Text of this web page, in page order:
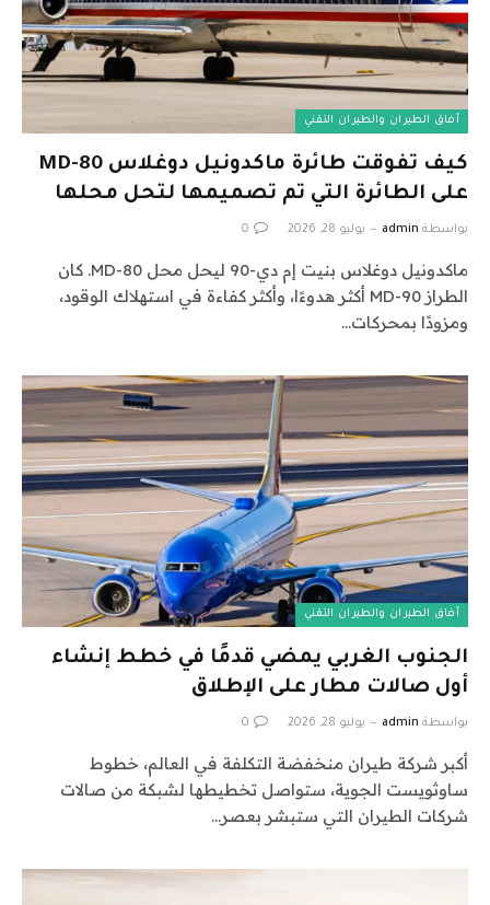
آفاق الطيران والطيران التقني
كيف تفوقت طائرة ماكدونيل دوغلاس MD-80
على الطائرة التي تم تصميمها لتحل محلها
بواسطة admin يوليو 28, 2026 0
ماكدونيل دوغلاس بنيت إم دي-90 ليحل محل MD-80. كان
الطراز MD-90 أكثر هدوءًا، وأكثر كفاءة في استهلاك الوقود،
ومزودًا بمحركات…
آفاق الطيران والطيران التقني
الجنوب الغربي يمضي قدمًا في خطط إنشاء
أول صالات مطار على الإطلاق
بواسطة admin يوليو 28, 2026 0
أكبر شركة طيران منخفضة التكلفة في العالم، خطوط
ساوثويست الجوية، ستواصل تخطيطها لشبكة من صالات
شركات الطيران التي ستبشر بعصر…